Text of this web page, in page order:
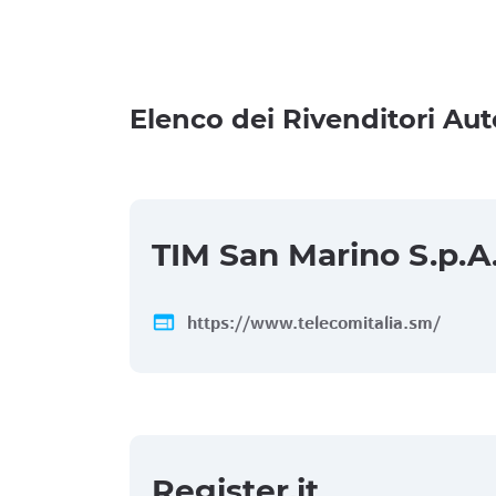
Elenco dei Rivenditori
TIM San Marino
web https://www.telecomitalia.sm/